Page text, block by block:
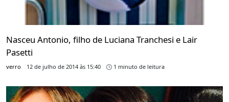
Nasceu Antonio, filho de Luciana Tranchesi e Lair
Pasetti
verro 12 de julho de 2014 às 15:40 1 minuto de leitura